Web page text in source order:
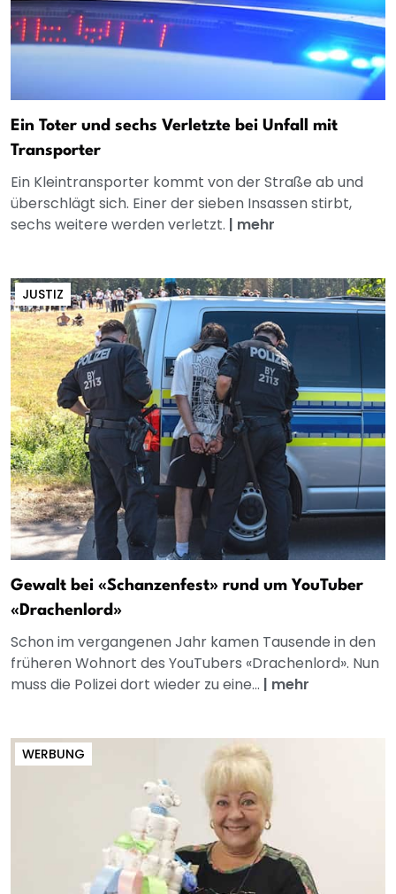
Ein Toter und sechs Verletzte bei Unfall mit
Transporter
Ein Kleintransporter kommt von der Straße ab und
überschlägt sich. Einer der sieben Insassen stirbt,
sechs weitere werden verletzt. | mehr
JUSTIZ
Gewalt bei «Schanzenfest» rund um YouTuber
«Drachenlord»
Schon im vergangenen Jahr kamen Tausende in den
früheren Wohnort des YouTubers «Drachenlord». Nun
muss die Polizei dort wieder zu eine... | mehr
WERBUNG